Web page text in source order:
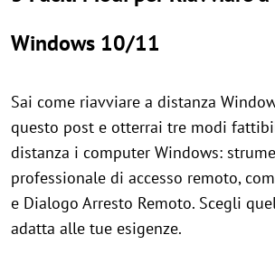
Windows 10/11
Sai come riavviare a distanza
questo post e otterrai tre modi
distanza i computer Windows:
professionale di accesso remoto,
e Dialogo Arresto Remoto. Scegli
adatta alle tue esigenze.